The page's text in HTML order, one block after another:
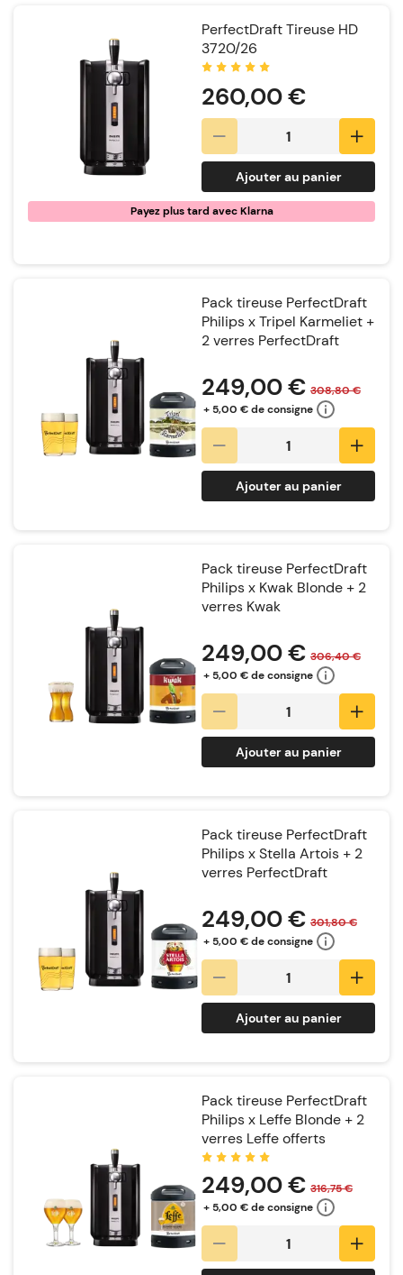
PerfectDraft Tireuse HD
3720/26
Notation:
260,00 €
Ajouter au panier
Payez plus tard avec Klarna
Pack tireuse PerfectDraft
Philips x Tripel Karmeliet +
2 verres PerfectDraft
249,00 € 308,80 €
+ 5,00 € de consigne
Ajouter au panier
Pack tireuse PerfectDraft
Philips x Kwak Blonde + 2
verres Kwak
249,00 € 306,40 €
+ 5,00 € de consigne
Ajouter au panier
Pack tireuse PerfectDraft
Philips x Stella Artois + 2
verres PerfectDraft
249,00 € 301,80 €
+ 5,00 € de consigne
Ajouter au panier
Pack tireuse PerfectDraft
Philips x Leffe Blonde + 2
verres Leffe offerts
Notation:
249,00 € 316,75 €
+ 5,00 € de consigne